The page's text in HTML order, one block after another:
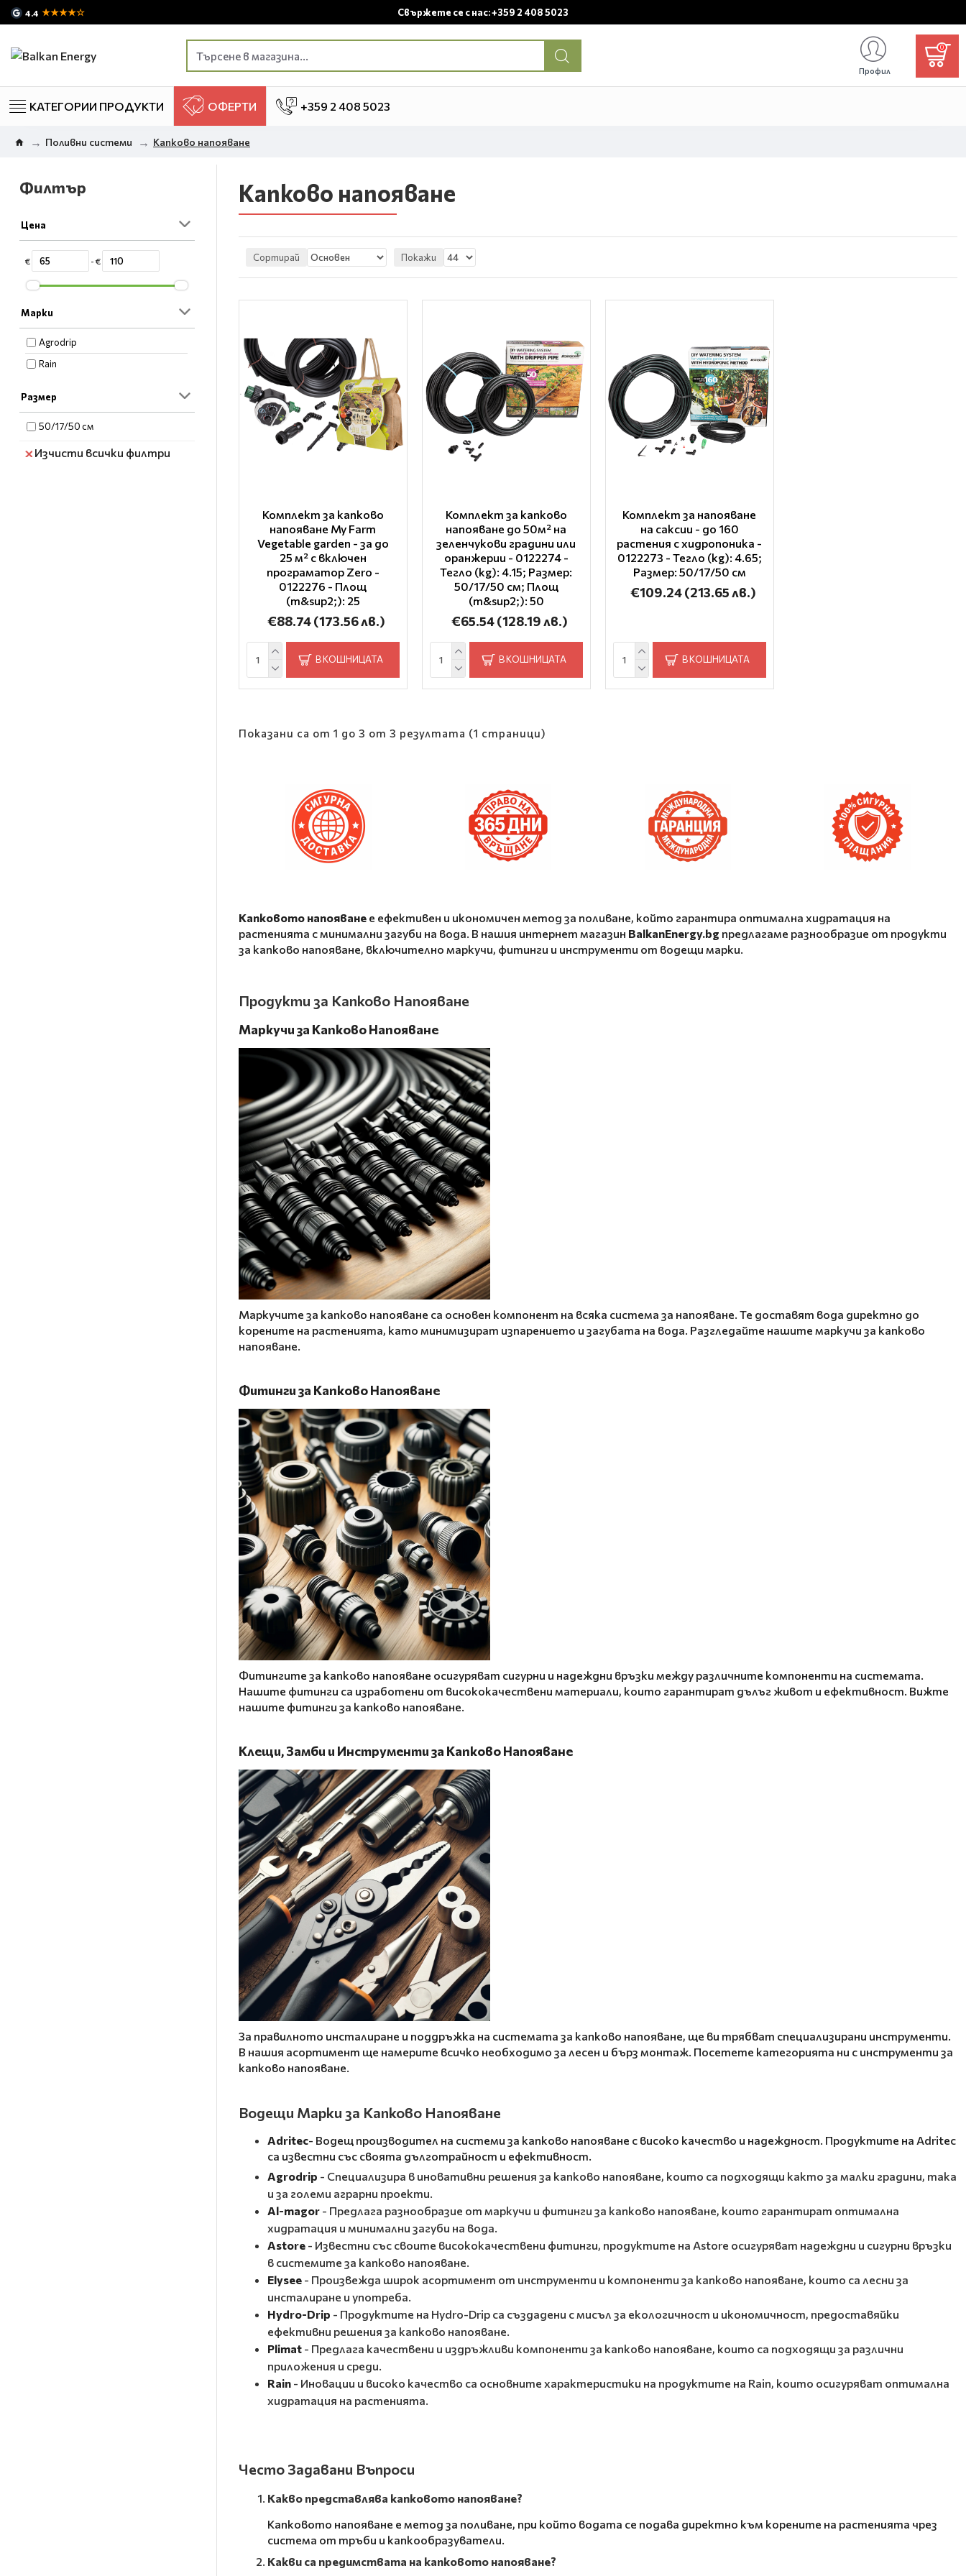
4.4 ★★★★☆ Свържете се с нас: +359 2 408 5023
Профил
0
КАТЕГОРИИ ПРОДУКТИ ОФЕРТИ +359 2 408 5023
Поливни системи Капково напояване
Филтър
Цена
€ - €
Марки
Agrodrip
Rain
Размер
50/17/50 см
Изчисти всички филтри
Капково напояване
Сортирай Покажи
Комплект за капково
напояване My Farm
Vegetable garden - за до
25 м² с включен
програматор Zero -
0122276 - Площ
(m&sup2;): 25
€88.74(173.56 лв.)
В КОШНИЦАТА
Комплект за капково
напояване до 50м² на
зеленчукови градини или
оранжерии - 0122274 -
Тегло (kg): 4.15; Размер:
50/17/50 см; Площ
(m&sup2;): 50
€65.54(128.19 лв.)
В КОШНИЦАТА
Комплект за напояване
на саксии - до 160
растения с хидропоника -
0122273 - Тегло (kg): 4.65;
Размер: 50/17/50 см
€109.24(213.65 лв.)
В КОШНИЦАТА
Показани са от 1 до 3 от 3 резултата (1 страници)
Капковото напояване е ефективен и икономичен метод за поливане, който гарантира оптимална хидратация на
растенията с минимални загуби на вода. В нашия интернет магазин BalkanEnergy.bg предлагаме разнообразие от продукти
за капково напояване, включително маркучи, фитинги и инструменти от водещи марки.
Продукти за Капково Напояване
Маркучи за Капково Напояване
Маркучите за капково напояване са основен компонент на всяка система за напояване. Те доставят вода директно до
корените на растенията, като минимизират изпарението и загубата на вода. Разгледайте нашите маркучи за капково
напояване.
Фитинги за Капково Напояване
Фитингите за капково напояване осигуряват сигурни и надеждни връзки между различните компоненти на системата.
Нашите фитинги са изработени от висококачествени материали, които гарантират дълъг живот и ефективност. Вижте
нашите фитинги за капково напояване.
Клещи, Замби и Инструменти за Капково Напояване
За правилното инсталиране и поддръжка на системата за капково напояване, ще ви трябват специализирани инструменти.
В нашия асортимент ще намерите всичко необходимо за лесен и бърз монтаж. Посетете категорията ни с инструменти за
капково напояване.
Водещи Марки за Капково Напояване
Adritec- Водещ производител на системи за капково напояване с високо качество и надеждност. Продуктите на Adritec
са известни със своята дълготрайност и ефективност.
Agrodrip - Специализира в иновативни решения за капково напояване, които са подходящи както за малки градини, така
и за големи аграрни проекти.
Al-magor - Предлага разнообразие от маркучи и фитинги за капково напояване, които гарантират оптимална
хидратация и минимални загуби на вода.
Astore - Известни със своите висококачествени фитинги, продуктите на Astore осигуряват надеждни и сигурни връзки
в системите за капково напояване.
Elysee - Произвежда широк асортимент от инструменти и компоненти за капково напояване, които са лесни за
инсталиране и употреба.
Hydro-Drip - Продуктите на Hydro-Drip са създадени с мисъл за екологичност и икономичност, предоставяйки
ефективни решения за капково напояване.
Plimat - Предлага качествени и издръжливи компоненти за капково напояване, които са подходящи за различни
приложения и среди.
Rain - Иновации и високо качество са основните характеристики на продуктите на Rain, които осигуряват оптимална
хидратация на растенията.
Често Задавани Въпроси
Какво представлява капковото напояване?
Капковото напояване е метод за поливане, при който водата се подава директно към корените на растенията чрез
система от тръби и капкообразуватели.
Какви са предимствата на капковото напояване?